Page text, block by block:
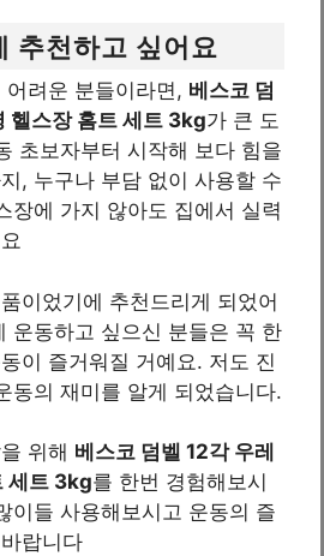
추천하고 싶어요
려운 분들이라면, 베스코 덤
헬스장 홈트 세트 3kg가 큰 도
초보자부터 시작해 보다 힘을
, 누구나 부담 없이 사용할 수
장에 가지 않아도 집에서 실력
이었기에 추천드리게 되었어
운동하고 싶으신 분들은 꼭 한
이 즐거워질 거예요. 저도 진
동의 재미를 알게 되었습니다.
위해 베스코 덤벨 12각 우레
세트 3kg를 한번 경험해보시
이들 사용해보시고 운동의 즐
랍니다